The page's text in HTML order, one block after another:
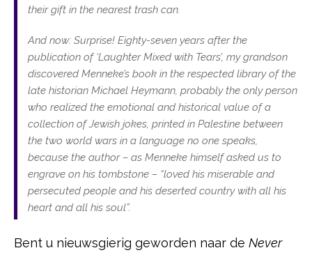
their gift in the nearest trash can.
And now: Surprise! Eighty-seven years after the
publication of ‘Laughter Mixed with Tears’, my grandson
discovered Menneke’s book in the respected library of the
late historian Michael Heymann, probably the only person
who realized the emotional and historical value of a
collection of Jewish jokes, printed in Palestine between
the two world wars in a language no one speaks,
because the author – as Menneke himself asked us to
engrave on his tombstone – “loved his miserable and
persecuted people and his deserted country with all his
heart and all his soul”.
Bent u nieuwsgierig geworden naar de Never